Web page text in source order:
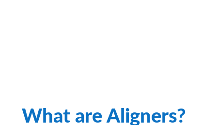
What are Aligners?